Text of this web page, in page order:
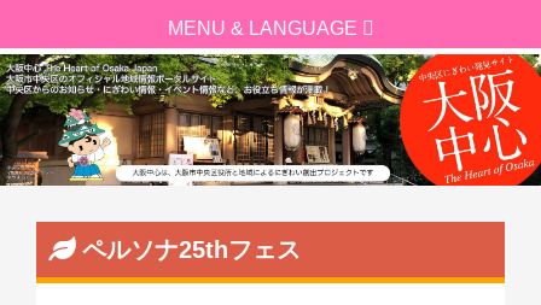
ペルソナ25thフェス